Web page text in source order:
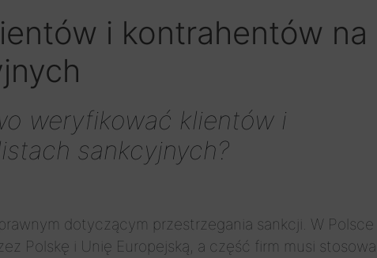
i kontrahentów na
weryfikować klientów i
sankcyjnych?
dotyczącym przestrzegania sankcji. W Polsce
Polskę i Unię Europejską, a część firm musi